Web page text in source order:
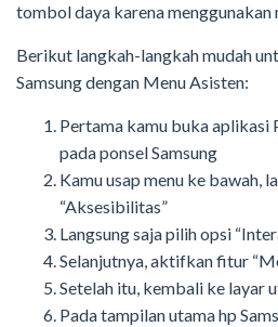
tombol daya karena menggunakan
Berikut langkah-langkah mudah
Samsung dengan Menu Asisten:
Pertama kamu buka aplikasi
pada ponsel Samsung
Kamu usap menu ke bawah,
“Aksesibilitas”
Langsung saja pilih opsi
Selanjutnya, aktifkan fitur
Setelah itu, kembali ke layar
Pada tampilan utama hp